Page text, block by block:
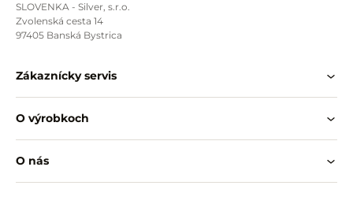
SLOVENKA - Silver, s.r.o.
Zvolenská cesta 14
97405 Banská Bystrica
Zákaznícky servis
O výrobkoch
O nás